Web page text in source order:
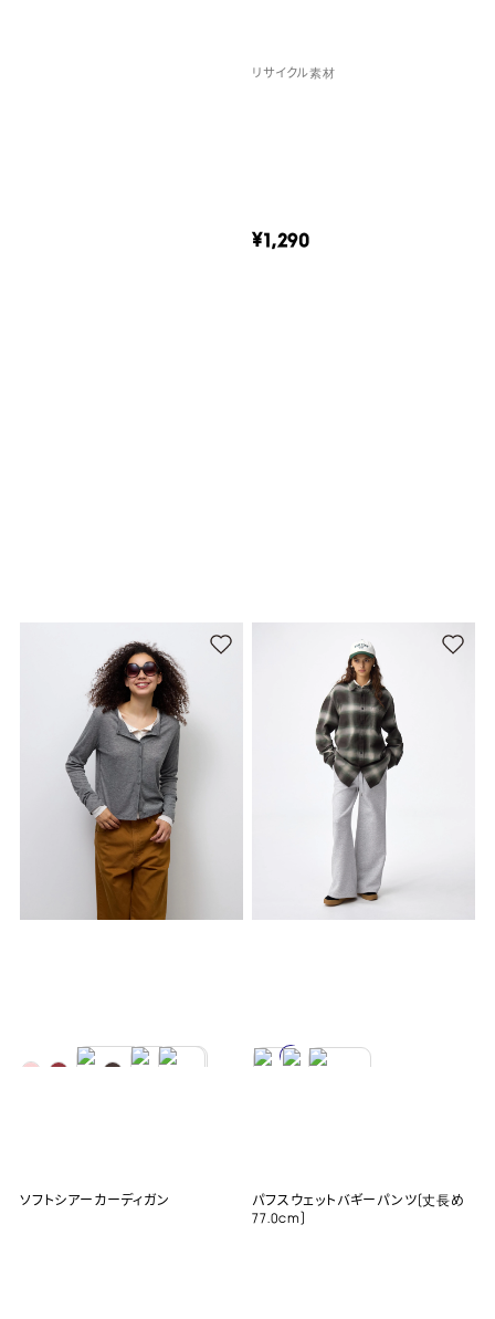
リサイクル素材
¥1,290
ソフトシアーカーディガン
パフスウェットバギーパンツ(丈長め
77.0cm)